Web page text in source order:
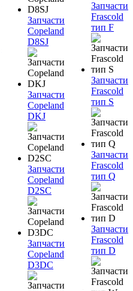
Запчасти
Copeland
D8SJ
Запчасти
Copeland
DKJ
Запчасти
Copeland
D2SC
Запчасти
Copeland
D3DC
Запчасти
Frascold
тип F
Запчасти
Frascold
тип S
Запчасти
Frascold
тип Q
Запчасти
Frascold
тип D